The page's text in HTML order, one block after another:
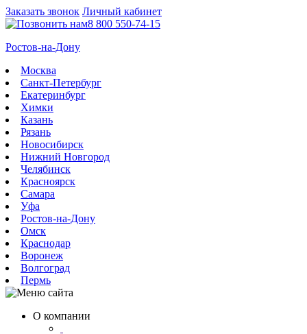
Заказать звонок Личный кабинет
8 800 550-74-15
Ростов-на-Дону
Москва
Санкт-Петербург
Екатеринбург
Химки
Казань
Рязань
Новосибирск
Нижний Новгород
Челябинск
Красноярск
Самара
Уфа
Ростов-на-Дону
Омск
Краснодар
Воронеж
Волгоград
Пермь
О компании